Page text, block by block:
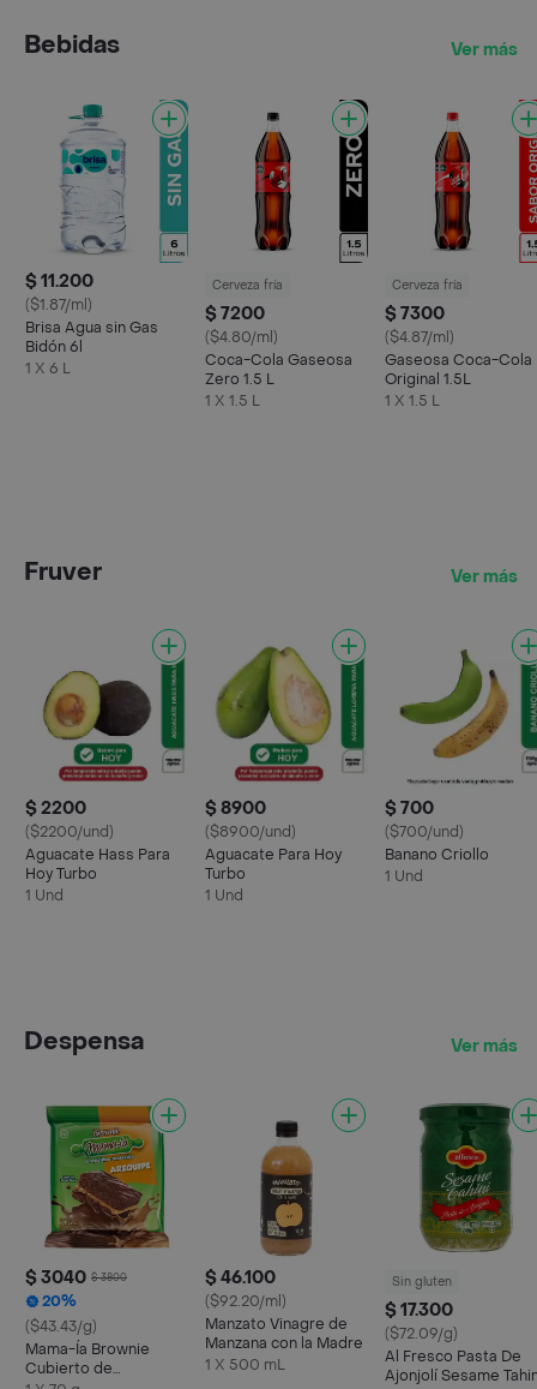
Bebidas Ver más
$ 11.200
($1.87/ml)
Brisa Agua sin Gas
Bidón 6l
1 X 6 L
Cerveza fría
$ 7200
($4.80/ml)
Coca-Cola Gaseosa
Zero 1.5 L
1 X 1.5 L
Cerveza fría
$ 7300
($4.87/ml)
Gaseosa Coca-Cola
Original 1.5L
1 X 1.5 L
Fruver Ver más
$ 2200
($2200/und)
Aguacate Hass Para
Hoy Turbo
1 Und
$ 8900
($8900/und)
Aguacate Para Hoy
Turbo
1 Und
$ 700
($700/und)
Banano Criollo
1 Und
Despensa Ver más
$ 3040 $ 3800
20%
($43.43/g)
Mama-Ía Brownie
Cubierto de
$ 46.100
($92.20/ml)
Manzato Vinagre de
Manzana con la Madre
1 X 500 mL
Sin gluten
$ 17.300
($72.09/g)
Al Fresco Pasta De
Ajonjolí Sesame